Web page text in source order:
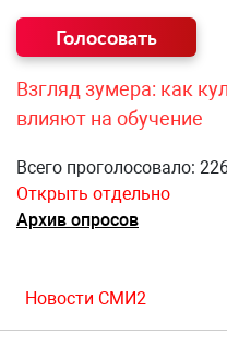
Взгляд зумера: как
влияют на обучение
Всего проголосовало:
Открыть отдельно
Архив опросов
Новости СМИ2